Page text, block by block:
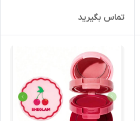
تماس بگیرید